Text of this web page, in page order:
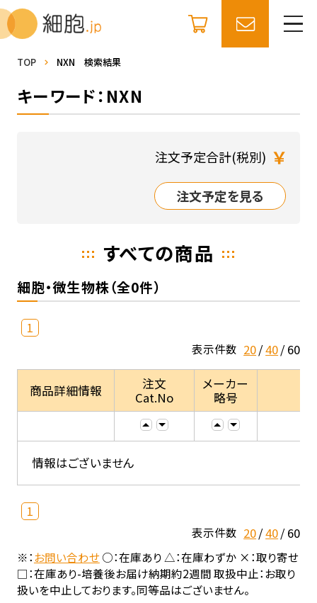
TOP NXN 検索結果
キーワード：NXN
注文予定合計(税別) ￥
注文予定を見る
すべての商品
細胞・微生物株（全0件）
1
表示件数 20 40 60
商品詳細情報
注文
Cat.No
メーカー
略号
情報はございません
1
表示件数 20 40 60
※：お問い合わせ○：在庫あり △：在庫わずか ×：取り寄せ
□：在庫あり-培養後お届け納期約2週間 取扱中止：お取り
扱いを中止しております。同等品はございません。